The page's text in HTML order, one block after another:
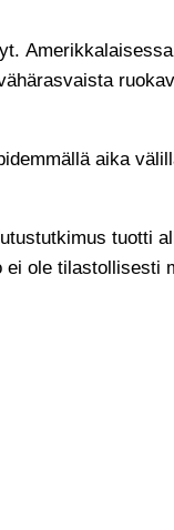
aika
tuotti
ei ole tilastollisesti